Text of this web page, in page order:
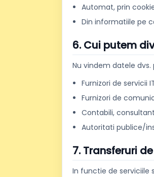
Automat, prin
Din informatiile pe
6. Cui putem
Nu vindem datele
Furnizori de
Furnizori de
Contabili,
Autoritati publice/
7. Transferuri
In functie de serviciile